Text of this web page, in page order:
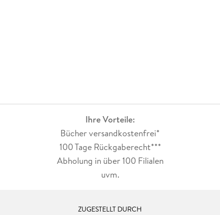
Ihre Vorteile:
Bücher versandkostenfrei*
100 Tage Rückgaberecht***
Abholung in über 100 Filialen
uvm.
ZUGESTELLT DURCH